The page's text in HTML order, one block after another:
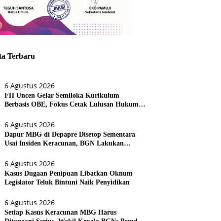
Terbaru
6 Agustus 2026
FH Uncen Gelar Semiloka Kurikulum
Berbasis OBE, Fokus Cetak Lulusan Hukum
6 Agustus 2026
Dapur MBG di Depapre Disetop Sementara
Usai Insiden Keracunan, BGN Lakukan
6 Agustus 2026
Kasus Dugaan Penipuan Libatkan Oknum
Legislator Teluk Bintuni Naik Penyidikan
6 Agustus 2026
Setiap Kasus Keracunan MBG Harus